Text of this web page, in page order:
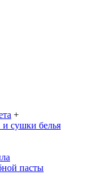
+
сушки белья
пасты